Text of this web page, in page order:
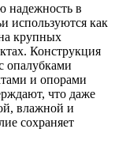
надежность в
используются как
крупных
Конструкция
опалубками
и опорами
что даже
влажной и
сохраняет